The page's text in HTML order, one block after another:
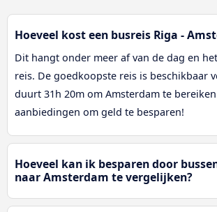
Hoeveel kost een busreis Riga -
Dit hangt onder meer af van de dag en
reis. De goedkoopste reis is beschikbaar
duurt 31h 20m om Amsterdam te
aanbiedingen om geld te besparen!
Hoeveel kan ik besparen door
naar Amsterdam te vergelijken?